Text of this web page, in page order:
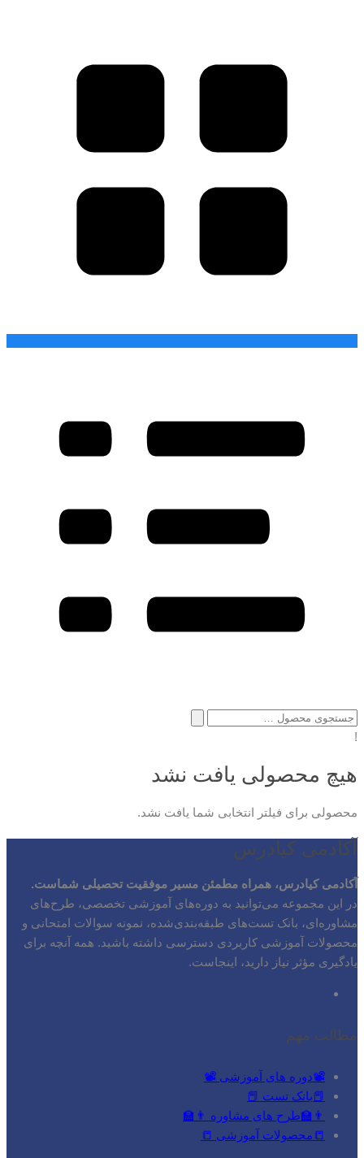
جستجو
برای:!
هیچ محصولی یافت نشد
محصولی برای فیلتر انتخابی شما یافت نشد.
آکادمی کیادرس
آکادمی کیادرس، همراه مطمئن مسیر موفقیت تحصیلی شماست.
در این مجموعه می‌توانید به دوره‌های آموزشی تخصصی، طرح‌های
مشاوره‌ای، بانک تست‌های طبقه‌بندی‌شده، نمونه سوالات امتحانی و
محصولات آموزشی کاربردی دسترسی داشته باشید. همه آنچه برای
یادگیری مؤثر نیاز دارید، اینجاست.
مطالب مهم
📽️دوره های آموزشی 📽️
📕بانک تست 📕
👨‍🏫طرح های مشاوره 👨‍🏫
📒محصولات آموزشی 📒